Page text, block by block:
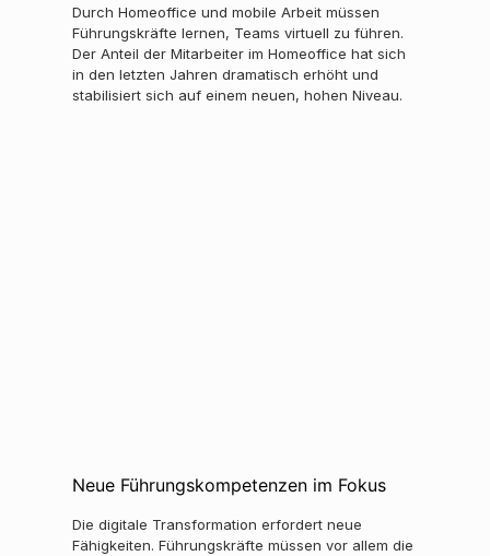
Durch Homeoffice und mobile Arbeit müssen
Führungskräfte lernen, Teams virtuell zu führen.
Der Anteil der Mitarbeiter im Homeoffice hat sich
in den letzten Jahren dramatisch erhöht und
stabilisiert sich auf einem neuen, hohen Niveau.
Neue Führungskompetenzen im Fokus
Die digitale Transformation erfordert neue
Fähigkeiten. Führungskräfte müssen vor allem die